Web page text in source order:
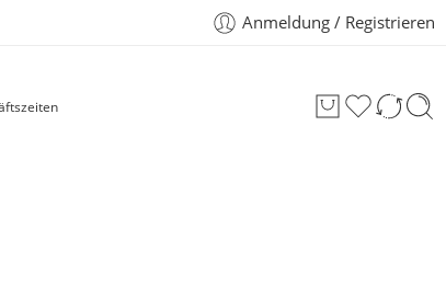
Anmeldung / Registrieren